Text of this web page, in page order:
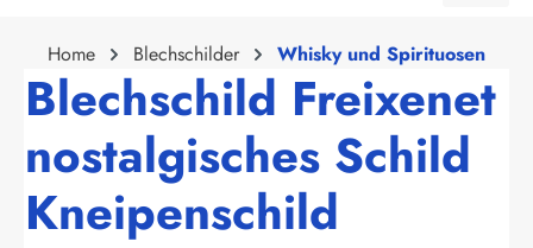
Home Blechschilder Whisky und Spirituosen
Blechschild Freixenet
nostalgisches Schild
Kneipenschild